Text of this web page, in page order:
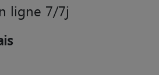
ligne 7/7j